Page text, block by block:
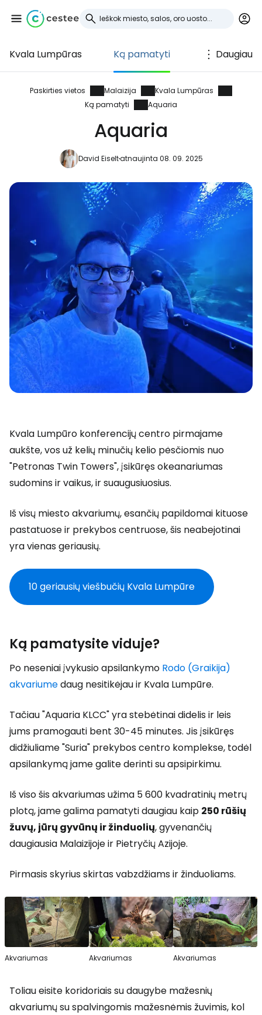
Kvala Lumpūras Ką pamatyti Daugiau
Paskirties vietos Malaizija
Kvala Lumpūras
Ką pamatyti
Aquaria
Aquaria
David Eiseltatnaujinta 08. 09. 2025
Kvala Lumpūro konferencijų centro pirmajame
aukšte, vos už kelių minučių kelio pėsčiomis nuo
"Petronas Twin Towers", įsikūręs okeanariumas
sudomins ir vaikus, ir suaugusiuosius.
Iš visų miesto akvariumų, esančių papildomai kituose
pastatuose ir prekybos centruose, šis neabejotinai
yra vienas geriausių.
10 geriausių viešbučių Kvala Lumpūre
Ką pamatysite viduje?
Po neseniai įvykusio apsilankymo Rodo (Graikija)
akvariumedaug nesitikėjau ir Kvala Lumpūre.
Tačiau "Aquaria KLCC" yra stebėtinai didelis ir leis
jums pramogauti bent 30-45 minutes. Jis įsikūręs
didžiuliame "Suria" prekybos centro komplekse, todėl
apsilankymą jame galite derinti su apsipirkimu.
Iš viso šis akvariumas užima 5 600 kvadratinių metrų
plotą, jame galima pamatyti daugiau kaip 250 rūšių
žuvų, jūrų gyvūnų ir žinduolių, gyvenančių
daugiausia Malaizijoje ir Pietryčių Azijoje.
Pirmasis skyrius skirtas vabzdžiams ir žinduoliams.
Akvariumas Akvariumas Akvariumas
Toliau eisite koridoriais su daugybe mažesnių
akvariumų su spalvingomis mažesnėmis žuvimis, kol
Prisijunkite prie
Cestee
... pasaulinė kelionių bendruomenė
Tęsti su Google
Tęsti su Facebook
Tęsti el. paštu